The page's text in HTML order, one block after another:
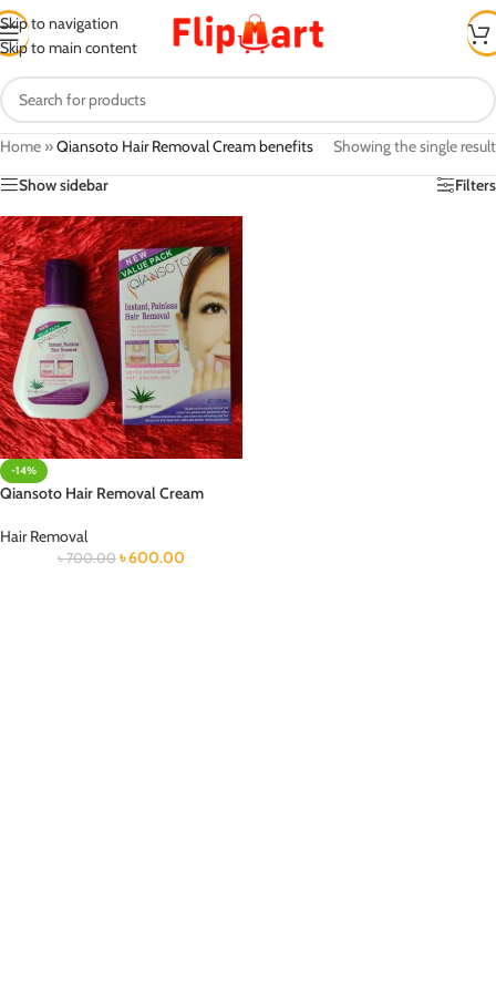
Skip to navigation
Skip to main content
Home »Qiansoto Hair Removal Cream benefits
Showing the single result
Show sidebar
Filters
-14%
Qiansoto Hair Removal Cream
Hair Removal
৳700.00 ৳600.00